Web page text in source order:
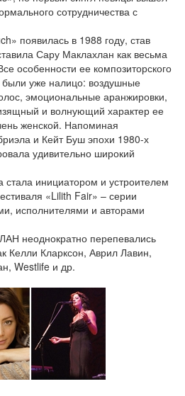
сотрудничества с
появилась в 1988 году, став
Сару Маклахлан как весьма
особенности ее композиторского
были уже налицо: воздушные
эмоциональные аранжировки,
и волнующий характер ее
женской. Напоминая
и Кейт Буш эпохи 1980-х
удивительно широкий
стала инициатором и устроителем
«Lilith Fair» – серии
исполнителями и авторами
неоднократно перепевались
Келли Кларксон, Аврил Лавин,
Westlife и др.